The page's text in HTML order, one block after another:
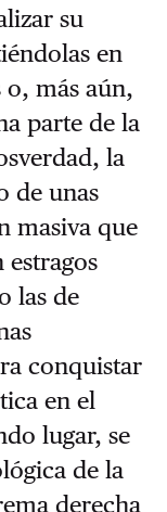
su
en
o, más aún,
parte de la
la
de unas
masiva que
las de
conquistar
en el
lugar, se
de la
derecha